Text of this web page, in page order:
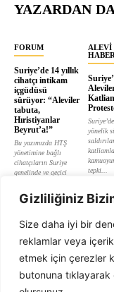
Gizliliğiniz
Size daha iyi bir
reklamlar veya
etmek için çerezler
butonuna tıklayarak
YAZARDAN
FORUM
Suriye’de 14 yıllık
cihatçı intikam
içgüdüsü
sürüyor: “Aleviler
tabuta,
Hıristiyanlar
Beyrut’a!”
Bu yazımızda HTŞ
yönetimine bağlı
cihatçıların Suriye
genelinde ve geçici
EDITOR
ALEVI
yönelik
tepki...